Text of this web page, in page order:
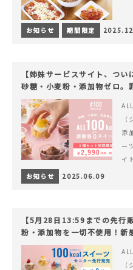
お知らせ 期間限定
【姉妹サービスサイト、つ
砂糖・小麦粉・添加物ゼロ。
ツ”『#100（シャープ100）』
添
ー
イ
お知らせ
2025.06.09
【5月28日13:59までの先行
粉・添加物を一切不使用！新
ツでヘルシーライフを。